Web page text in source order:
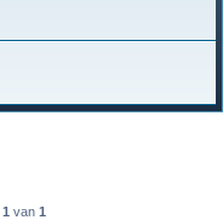
1 van 1